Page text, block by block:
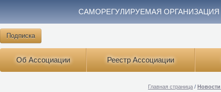
САМОРЕГУЛИРУЕМАЯ
Подписка
Об Ассоциации Реестр Ассоциации
Главная страница /